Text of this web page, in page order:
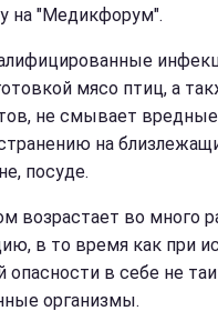
на "Медикфорум".
мясо птиц, а
не смывает вредные
на
посуде.
возрастает во много
в то время как при
опасности в себе не
организмы.